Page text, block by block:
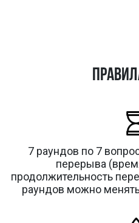
7 раундов по 7
перерыва
продолжительность
раундов можно